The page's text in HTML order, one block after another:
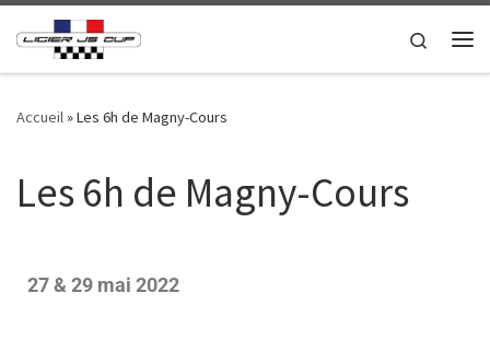
Passer au contenu Search
Accueil»Les 6h de Magny-Cours
Les 6h de Magny-Cours
27 & 29 mai 2022